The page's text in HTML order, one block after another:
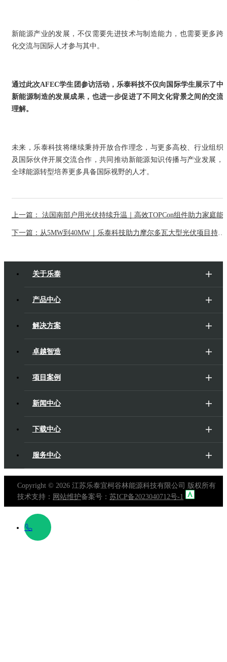
新能源产业的发展，不仅需要先进技术与制造能力，也需要更多跨
化交流与国际人才参与其中。
通过此次AFEC学生团参访活动，乐泰科技不仅向国际学生展示了中
新能源制造的发展成果，也进一步促进了不同文化背景之间的交流
理解。
未来，乐泰科技将继续秉持开放合作理念，与更多高校、行业组织
及国际伙伴开展交流合作，共同推动新能源知识传播与产业发展，
全球能源转型培养更多具备国际视野的人才。
下一篇：从5MW到40MW｜乐泰科技助力摩尔多瓦大型光伏项目持续推进
关于乐泰
产品中心
解决方案
卓越智造
项目案例
新闻中心
下载中心
服务中心
Copyright ©2026 江苏乐泰宜柯谷林能源科技有限公司 版权所有
技术支持： 网站维护备案号：苏ICP备2023040712号-1